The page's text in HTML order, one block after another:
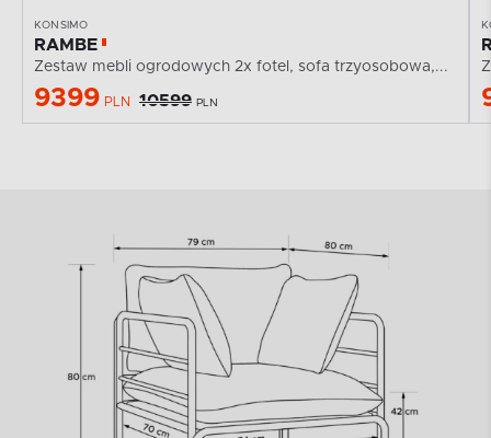
KONSIMO
RAMBE
Zestaw mebli ogrodowych 2x fotel, sofa trzyosobowa,...
9399 PLN 10599 PLN